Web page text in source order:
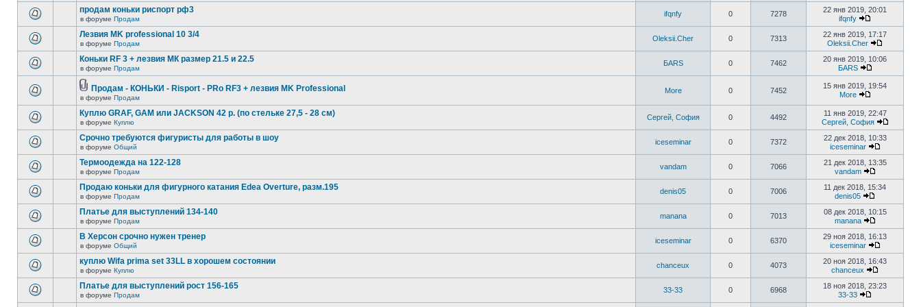
продам коньки риспорт рф3
в форуме Продам
ifqnfy 0 7278
22 янв 2019, 20:01
ifqnfy
Лезвия MK professional 10 3/4
в форуме Продам
Oleksii.Cher 0 7313
22 янв 2019, 17:17
Oleksii.Cher
Коньки RF 3 + лезвия МК размер 21.5 и 22.5
в форуме Продам
БАRS 0 7462
20 янв 2019, 10:06
БАRS
Продам - КОНЬКИ - Risport - PRo RF3 + лезвия MK Professional
в форуме Продам
More 0 7452
15 янв 2019, 19:54
More
Куплю GRAF, GAM или JACKSON 42 р. (по стельке 27,5 - 28 см)
в форуме Куплю
Сергей, София 0 4492
11 янв 2019, 22:47
Сергей, София
Срочно требуются фигуристы для работы в шоу
в форуме Общий
iceseminar 0 7372
22 дек 2018, 10:33
iceseminar
Термоодежда на 122-128
в форуме Продам
vandam 0 7066
21 дек 2018, 13:35
vandam
Продаю коньки для фигурного катания Edea Overture, разм.195
в форуме Продам
denis05 0 7006
11 дек 2018, 15:34
denis05
Платье для выступлений 134-140
в форуме Продам
manana 0 7013
08 дек 2018, 10:15
manana
В Херсон срочно нужен тренер
в форуме Общий
iceseminar 0 6370
29 ноя 2018, 16:13
iceseminar
куплю Wifa prima set 33LL в хорошем состоянии
в форуме Куплю
chanceux 0 4073
20 ноя 2018, 16:43
chanceux
Платье для выступлений рост 156-165
в форуме Продам
33-33 0 6968
18 ноя 2018, 23:23
33-33